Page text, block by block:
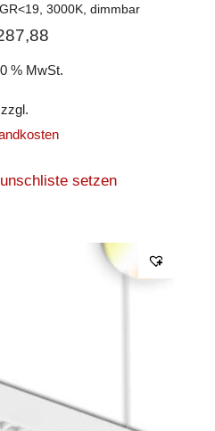
3000K, dimmbar
% MwSt.
zzgl.
setzen